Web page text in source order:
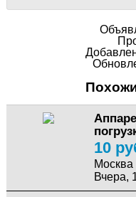
10
Москва
Вчера,